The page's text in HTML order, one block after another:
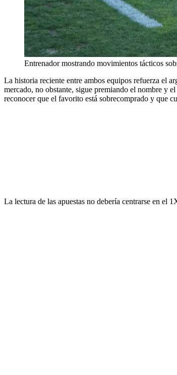
Entrenador mostrando movimientos tácticos
La historia reciente entre ambos equipos refuerza el
mercado, no obstante, sigue premiando el nombre y
reconocer que el favorito está sobrecomprado y que
La lectura de las apuestas no debería centrarse en el